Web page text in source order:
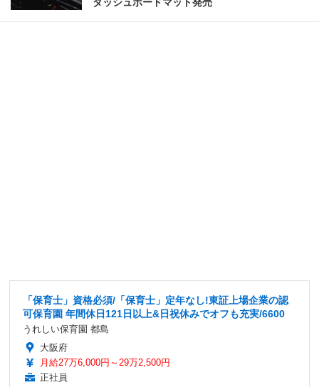
「保育士」資格必須/「保育士」定年なし!東証上場企業の認
可保育園 年間休日121日以上&日祝休みでオフも充実/6600
うれしい保育園 都島
大阪府
月給27万6,000円～29万2,500円
正社員